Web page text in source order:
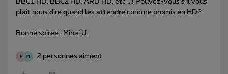
BBC1 HD, BBC2 HD, ARD HD, etc ...! Pouvez-vous s'il vous
plaît nous dire quand les attendre comme promis en HD?
Bonne soiree . Mihai U.
H M 2 personnes aiment